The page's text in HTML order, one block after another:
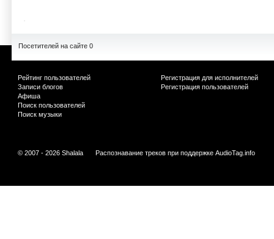
Посетителей на сайте 0
Рейтинг пользователей
Записи блогов
Афиша
Поиск пользователей
Поиск музыки
Регистрация для исполнителей
Регистрация пользователей
© 2007 - 2026 Shalala Распознавание треков при поддержке AudioTag.info